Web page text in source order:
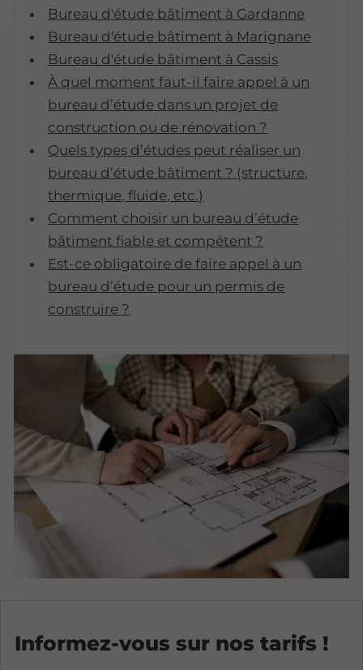
Bureau d'étude bâtiment à Gardanne
Bureau d'étude bâtiment à Marignane
Bureau d'étude bâtiment à Cassis
À quel moment faut-il faire appel à un
bureau d’étude dans un projet de
construction ou de rénovation ?
Quels types d’études peut réaliser un
bureau d’étude bâtiment ? (structure,
thermique, fluide, etc.)
Comment choisir un bureau d’étude
bâtiment fiable et compétent ?
Est-ce obligatoire de faire appel à un
bureau d’étude pour un permis de
construire ?
Informez-vous sur nos tarifs !